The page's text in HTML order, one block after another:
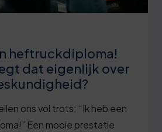
heftruckdiploma!
dat eigenlijk over
ons vol trots: “Ik heb een
Een mooie prestatie